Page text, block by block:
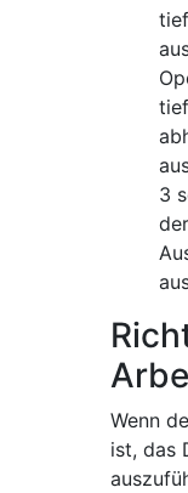
3
Wenn
ist, das